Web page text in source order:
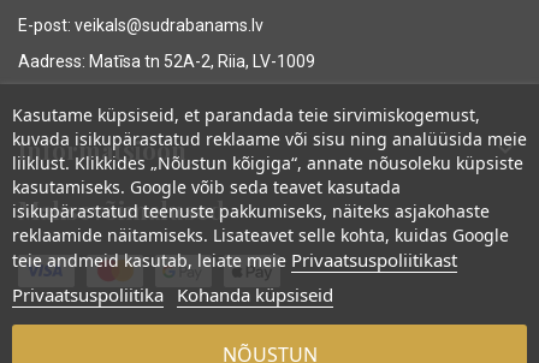
E-post: veikals@sudrabanams.lv
Aadress: Matīsa tn 52A-2, Riia, LV-1009
Informatsioon 
Maksevõimalused
© Sudraba Nams. All rights reserved.
Kasutame küpsiseid, et parandada teie sirvimiskogemust,
kuvada isikupärastatud reklaame või sisu ning analüüsida meie
liiklust. Klikkides „Nõustun kõigiga“, annate nõusoleku küpsiste
kasutamiseks. Google võib seda teavet kasutada
isikupärastatud teenuste pakkumiseks, näiteks asjakohaste
reklaamide näitamiseks. Lisateavet selle kohta, kuidas Google
teie andmeid kasutab, leiate meie Privaatsuspoliitikast
Privaatsuspoliitika Kohanda küpsiseid
NÕUSTUN